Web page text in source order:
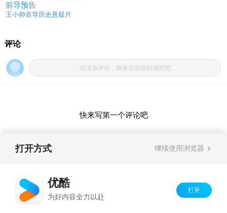
前导预告
王小帅首导历史悬疑片
京ICP备06050721号-1
打开方式 继续使用浏览器
优酷
为好内容全力以赴
打开